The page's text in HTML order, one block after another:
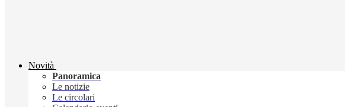
Novità
Panoramica
Le notizie
Le circolari